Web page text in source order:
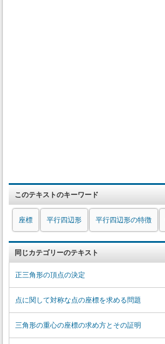
このテキストのキーワード
座標 平行四辺形 平行四辺形の特徴
同じカテゴリーのテキスト
正三角形の頂点の決定
点に関して対称な点の座標を求める問題
三角形の重心の座標の求め方とその証明